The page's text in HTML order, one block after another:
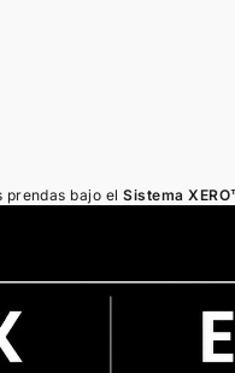
prendas bajo elSistema